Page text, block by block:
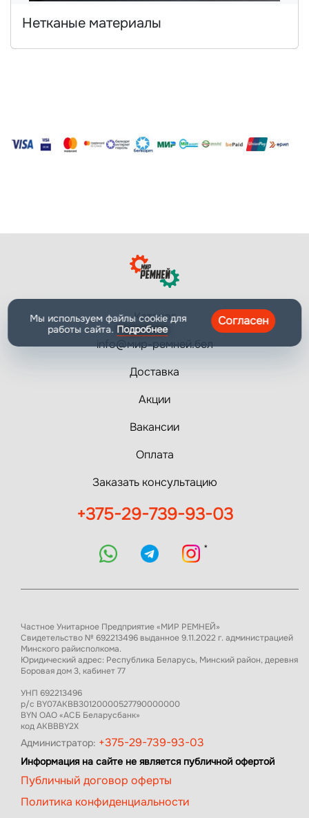
Нетканые материалы
Каталог
info@мир-ремней.бел
Доставка
Акции
Вакансии
Оплата
Заказать консультацию
+375-29-739-93-03
*
Частное Унитарное Предприятие «МИР РЕМНЕЙ»
Свидетельство № 692213496 выданное 9.11.2022 г. администрацией
Минского райисполкома.
Юридический адрес: Республика Беларусь, Минский район, деревня
Боровая дом 3, кабинет 77
УНП 692213496
р/с BY07AKBB30120000527790000000
BYN ОАО «АСБ Беларусбанк»
код AKBBBY2X
Администратор: +375-29-739-93-03
Информация на сайте не является публичной офертой
Публичный договор оферты
Политика конфиденциальности
Мы используем файлы cookie для
работы сайта. Подробнее
Согласен